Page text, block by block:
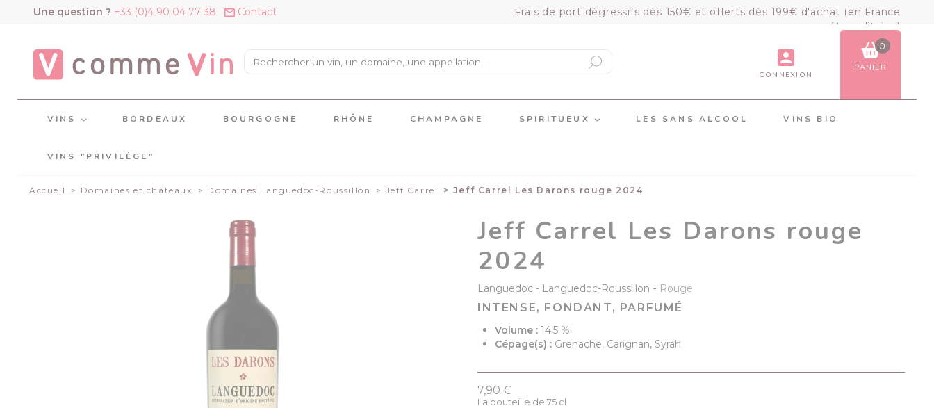
Une question ? +33 (0)4 90 04 77 38 Contact
Frais de port dégressifs dès 150€ et offerts dès 199€ d'achat (en France
métropolitaine)
CONNEXION
0
PANIER
VOIR LE PANIER COMMANDER
VINS BORDEAUX BOURGOGNE RHÔNE CHAMPAGNE SPIRITUEUX LES SANS ALCOOL VINS BIO
VINS "PRIVILÈGE"
Accueil Domaines et châteaux Domaines Languedoc-Roussillon Jeff Carrel Jeff Carrel Les Darons rouge 2024
Jeff Carrel Les Darons rouge
2024
Languedoc Languedoc-Roussillon - Rouge
INTENSE, FONDANT, PARFUMÉ
Volume : 14.5 %
Cépage(s) : Grenache, Carignan, Syrah
7,90 €
La bouteille de 75 cl
Panneau de gestion des cookies